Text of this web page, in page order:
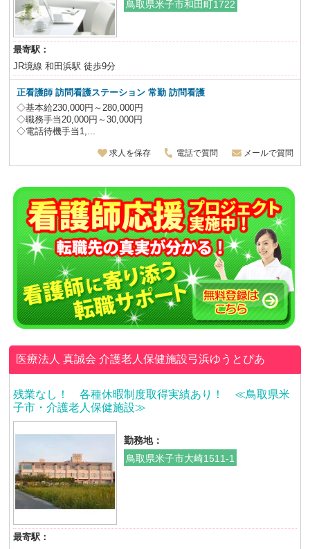
鳥取県米子市和田町1722
最寄駅：
JR境線 和田浜駅 徒歩9分
正看護師 訪問看護ステーション 常勤 訪問看護
◇基本給230,000円～280,000円
◇職務手当20,000円～30,000円
◇電話待機手当1,...
求人を保存 電話で質問 メールで質問
医療法人 真誠会介護老人保健施設弓浜ゆうとぴあ
残業なし！ 各種休暇制度取得実績あり！ ≪鳥取県米
子市・介護老人保健施設≫
勤務地：
鳥取県米子市大崎1511-1
最寄駅：